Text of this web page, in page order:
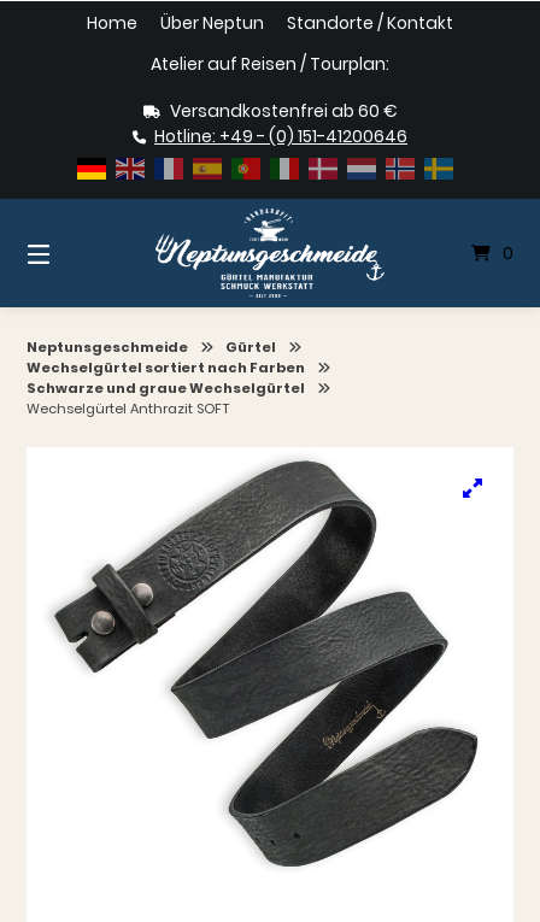
Home Über Neptun
Standorte / Kontakt
Atelier auf Reisen / Tourplan:
Versandkostenfrei ab 60 €
Hotline: +49 - (0) 151-41200646
0
Neptunsgeschmeide
Gürtel
Wechselgürtel sortiert nach Farben
Schwarze und graue Wechselgürtel
Wechselgürtel Anthrazit SOFT